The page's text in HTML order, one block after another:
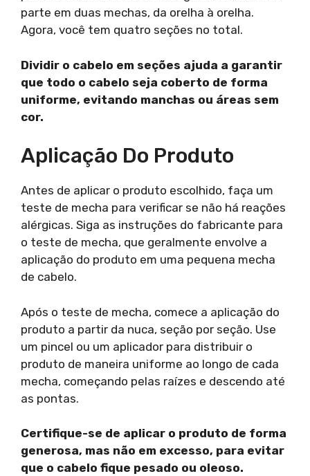
parte em duas mechas, da orelha à orelha.
Agora, você tem quatro seções no total.
Dividir o cabelo em seções ajuda a garantir
que todo o cabelo seja coberto de forma
uniforme, evitando manchas ou áreas sem
cor.
Aplicação Do Produto
Antes de aplicar o produto escolhido, faça um
teste de mecha para verificar se não há reações
alérgicas. Siga as instruções do fabricante para
o teste de mecha, que geralmente envolve a
aplicação do produto em uma pequena mecha
de cabelo.
Após o teste de mecha, comece a aplicação do
produto a partir da nuca, seção por seção. Use
um pincel ou um aplicador para distribuir o
produto de maneira uniforme ao longo de cada
mecha, começando pelas raízes e descendo até
as pontas.
Certifique-se de aplicar o produto de forma
generosa, mas não em excesso, para evitar
que o cabelo fique pesado ou oleoso.